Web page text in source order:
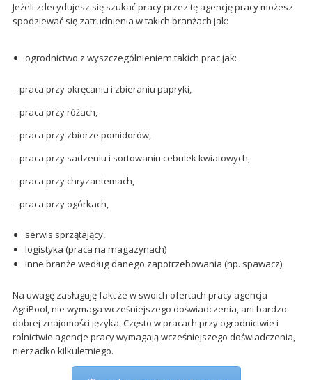
Jeżeli zdecydujesz się szukać pracy przez tę agencję pracy możesz
spodziewać się zatrudnienia w takich branżach jak:
ogrodnictwo z wyszczególnieniem takich prac jak:
– praca przy okręcaniu i zbieraniu papryki,
– praca przy różach,
– praca przy zbiorze pomidorów,
– praca przy sadzeniu i sortowaniu cebulek kwiatowych,
– praca przy chryzantemach,
– praca przy ogórkach,
serwis sprzątający,
logistyka (praca na magazynach)
inne branże według danego zapotrzebowania (np. spawacz)
Na uwagę zasługuję fakt że w swoich ofertach pracy agencja
AgriPool, nie wymaga wcześniejszego doświadczenia, ani bardzo
dobrej znajomości języka. Często w pracach przy ogrodnictwie i
rolnictwie agencje pracy wymagają wcześniejszego doświadczenia,
nierzadko kilkuletniego.